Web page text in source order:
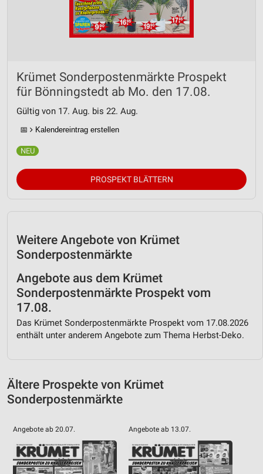
Krümet Sonderpostenmärkte Prospekt
für Bönningstedt ab Mo. den 17.08.
Gültig von 17. Aug. bis 22. Aug.
📅 Kalendereintrag erstellen
PROSPEKT BLÄTTERN
Weitere Angebote von Krümet
Sonderpostenmärkte
Angebote aus dem Krümet
Sonderpostenmärkte Prospekt vom
17.08.
Das Krümet Sonderpostenmärkte Prospekt vom 17.08.2026
enthält unter anderem Angebote zum Thema Herbst-Deko.
Ältere Prospekte von Krümet
Sonderpostenmärkte
Angebote ab 20.07. Angebote ab 13.07.
Verwendung von Profilen zur Auswahl
personalisierter Inhalte
Messung der Performance von Inhalten
Analyse von Zielgruppen durch Statistiken oder
Kombinationen von Daten aus verschiedenen
Quellen
Inhalten
Geräte anhand von aktiv angeforderten
Informationen identifizieren
Notwendig
Performance
Funktional